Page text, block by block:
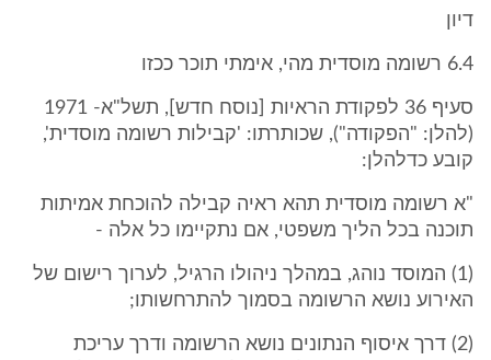
דיון
6.4 רשומה מוסדית מהי, אימתי תוכר ככזו
סעיף 36 לפקודת הראיות [נוסח חדש], תשל"א- 1971
(להלן: "הפקודה"), שכותרתו: 'קבילות רשומה מוסדית',
קובע כדלהלן:
"א רשומה מוסדית תהא ראיה קבילה להוכחת אמיתות
תוכנה בכל הליך משפטי, אם נתקיימו כל אלה -
(1) המוסד נוהג, במהלך ניהולו הרגיל, לערוך רישום של
האירוע נושא הרשומה בסמוך להתרחשותו;
(2) דרך איסוף הנתונים נושא הרשומה ודרך עריכת